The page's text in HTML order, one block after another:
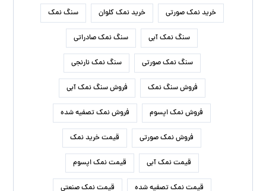
خرید نمک صورتی خرید نمک کلوان سنگ نمک
سنگ نمک آبی سنگ نمک صادراتی
سنگ نمک صورتی سنگ نمک نارنجی
فروش سنگ نمک فروش سنگ نمک آبی
فروش نمک اپسوم فروش نمک تصفیه شده
فروش نمک صورتی قیمت خرید نمک
قیمت نمک آبی قیمت نمک اپسوم
قیمت نمک تصفیه شده قیمت نمک صنعتی